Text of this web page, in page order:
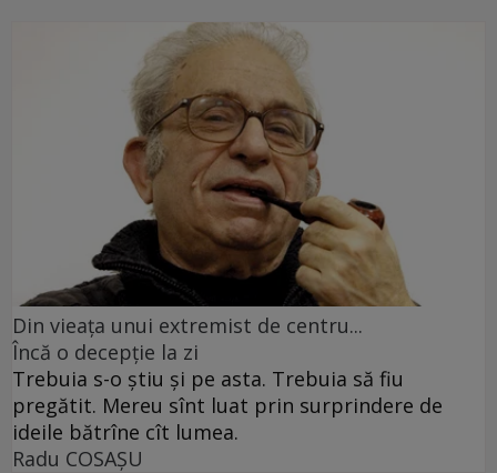
Din vieaţa unui extremist de centru...
Încă o decepţie la zi
Trebuia s-o ştiu şi pe asta. Trebuia să fiu
pregătit. Mereu sînt luat prin surprindere de
ideile bătrîne cît lumea.
Radu COSAŞU